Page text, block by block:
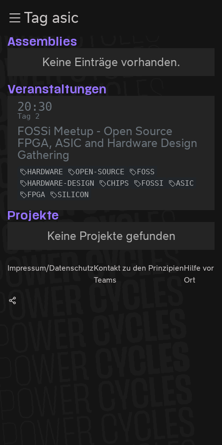
Zum InhaltTag asic
Assemblies
Keine Einträge vorhanden.
Veranstaltungen
20:30
Tag 2
FOSSi Meetup - Open Source
FPGA, ASIC and Hardware Design
Gathering
HARDWARE OPEN-SOURCE
FOSS
HARDWARE-DESIGN
CHIPS FOSSI
ASIC
FPGA
SILICON
Projekte
Keine Projekte gefunden
Impressum/DatenschutzKontakt zu den
Teams
PrinzipienHilfe vor
Ort